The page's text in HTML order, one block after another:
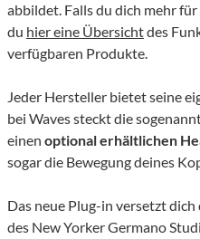
abbildet. Falls du dich mehr
du hier eine Übersichtdes
verfügbaren Produkte.
Jeder Hersteller bietet seine
bei Waves steckt die
einen optional erhältlichen
sogar die Bewegung deines
Das neue Plug-in versetzt dich
des New Yorker Germano